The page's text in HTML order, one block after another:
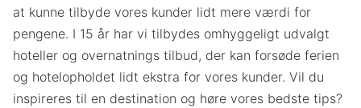
at kunne tilbyde vores kunder lidt mere værdi for
pengene. I 15 år har vi tilbydes omhyggeligt udvalgt
hoteller og overnatnings tilbud, der kan forsøde ferien
og hotelopholdet lidt ekstra for vores kunder. Vil du
inspireres til en destination og høre vores bedste tips?